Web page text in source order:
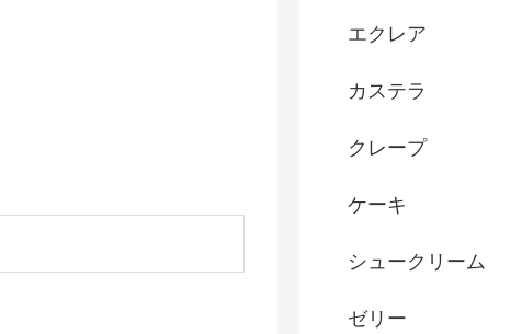
エクレア
カステラ
クレープ
ケーキ
シュークリーム
ゼリー